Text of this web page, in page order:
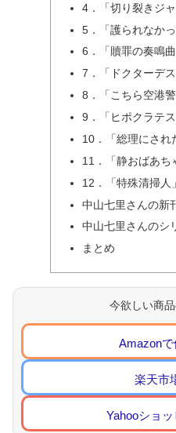
4．「切り裂きジャ
5．「護られなかっ
6．「贖罪の奏鳴曲
7．「ドクターデス
8．「こちら空港警
9．「ヒポクラテス
10．「総理にされ
11．「静おばあち
12．「特殊清掃人」
中山七里さんの新
中山七里さんのシ
まとめ
今欲しい商
Amazon
楽天市
Yahooショ